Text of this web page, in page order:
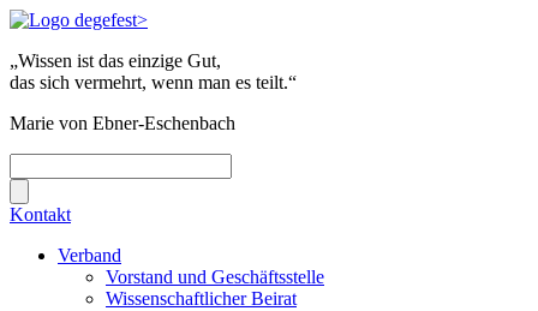
„Wissen ist das einzige Gut,
das sich vermehrt, wenn man es teilt.“
Marie von Ebner-Eschenbach
Kontakt
Verband
Vorstand und Geschäftsstelle
Wissenschaftlicher Beirat